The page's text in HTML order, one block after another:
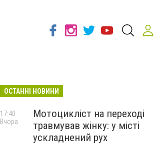
ОСТАННІ НОВИНИ
Мотоцикліст на переході
травмував жінку: у місті
ускладнений рух
17:40
Вчора